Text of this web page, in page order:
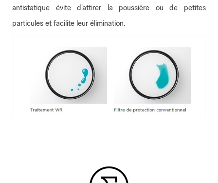
antistatique évite d'attirer la poussière ou de petites
particules et facilite leur élimination.